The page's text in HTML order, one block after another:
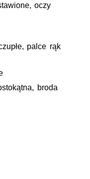
oczy
palce rąk
broda